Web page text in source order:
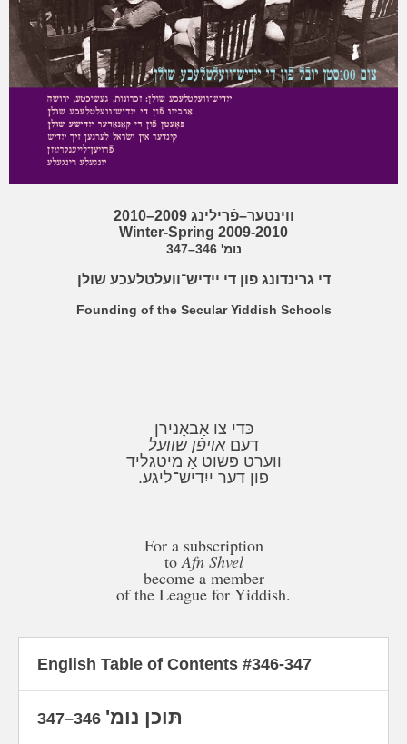
ווינטער–פֿרילינג 2009–2010
Winter-Spring 2009-2010
נומ' 346–347
די גרינדונג פֿון די ייִדיש־וועלטלעכע שולן
Founding of the Secular Yiddish Schools
כּדי צו אַבאָנירן
דעםאויפֿן שוועל
ווערט פּשוט אַ מיטגליד
פֿון דער ייִדיש־ליגע.
For a subscription
toAfn Shvel
become a member
of the League for Yiddish.
English Table of Contents #346-347
תּוכן נומ'